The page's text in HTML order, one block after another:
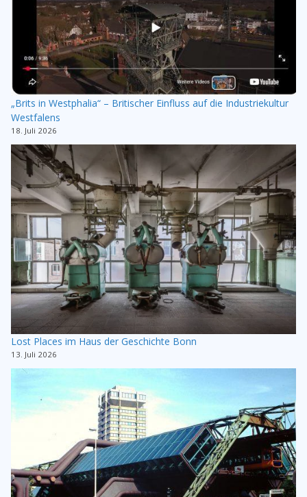
„Brits in Westphalia“ – Britischer Einfluss auf die Industriekultur
Westfalens
18. Juli 2026
Lost Places im Haus der Geschichte Bonn
13. Juli 2026